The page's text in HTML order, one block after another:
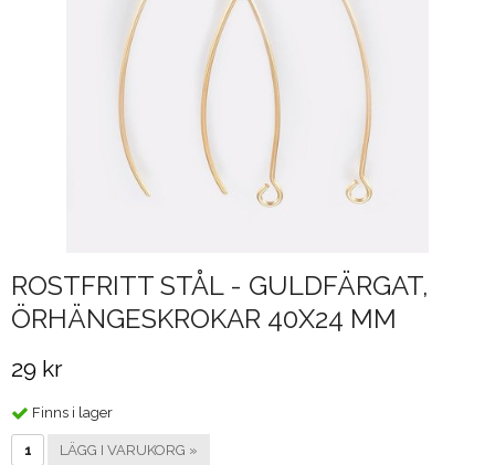
ROSTFRITT STÅL - GULDFÄRGAT,
ÖRHÄNGESKROKAR 40X24 MM
29 kr
Finns i lager
LÄGG I VARUKORG »